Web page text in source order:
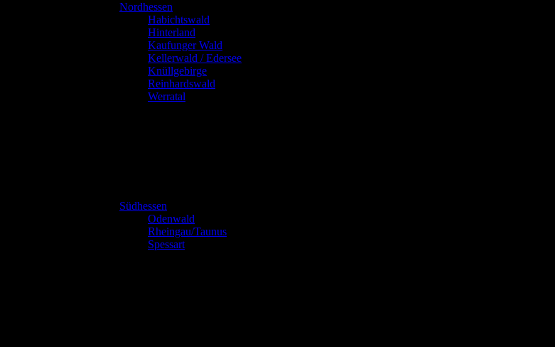
Nordhessen
Habichtswald
Hinterland
Kaufunger Wald
Kellerwald / Edersee
Knüllgebirge
Reinhardswald
Werratal
Südhessen
Odenwald
Rheingau/Taunus
Spessart